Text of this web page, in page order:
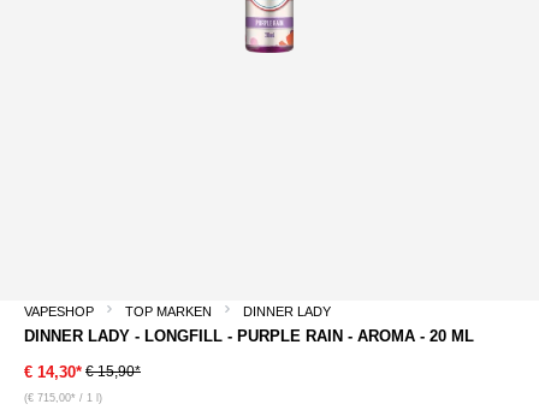
VAPESHOP TOP MARKEN DINNER LADY
DINNER LADY - LONGFILL - PURPLE RAIN - AROMA - 20 ML
€ 14,30* € 15,90*
(€ 715,00* / 1 l)